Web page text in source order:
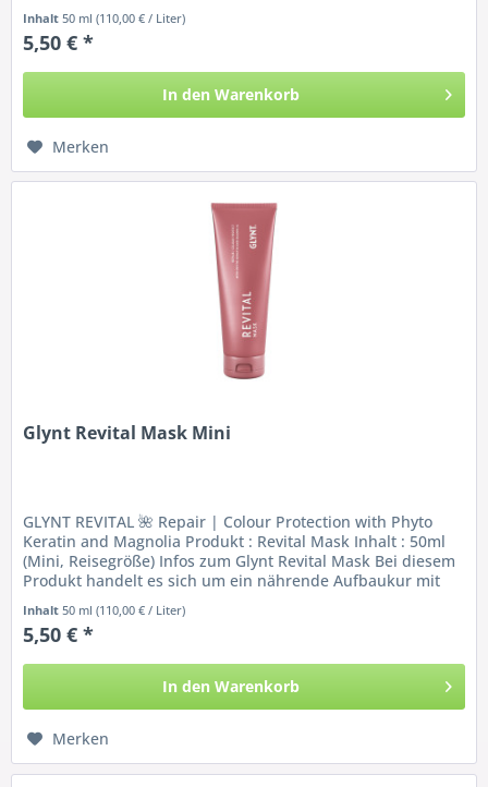
Inhalt 50 ml(110,00 € / Liter)
5,50 € *
In den Warenkorb
Merken
Glynt Revital Mask Mini
GLYNT REVITAL 🌺 Repair | Colour Protection with Phyto
Keratin and Magnolia Produkt : Revital Mask Inhalt : 50ml
(Mini, Reisegröße) Infos zum Glynt Revital Mask Bei diesem
Produkt handelt es sich um ein nährende Aufbaukur mit
Inhalt50 ml(110,00 € / Liter)
5,50 € *
In den Warenkorb
Merken